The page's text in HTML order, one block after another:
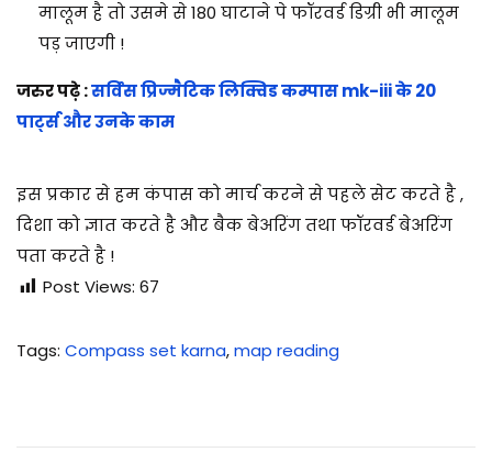
मालूम है तो उसमे से 180 घाटाने पे फॉरवर्ड डिग्री भी मालूम
पड़ जाएगी !
जरुर पढ़े :सर्विस प्रिज्मैटिक लिक्विड कम्पास mk-iii के 20
पार्ट्स और उनके काम
इस प्रकार से हम कंपास को मार्च करने से पहले सेट करते है ,
दिशा को ज्ञात करते है और बैक बेअरिंग तथा फॉरवर्ड बेअरिंग
पता करते है !
Post Views: 67
Tags: Compass set karna,map reading